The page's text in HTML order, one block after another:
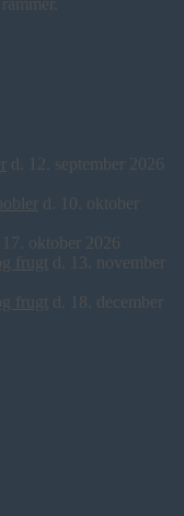
d. 12. september 2026
d. 10. oktober
oktober 2026
frugt d. 13. november
frugt d. 18. december